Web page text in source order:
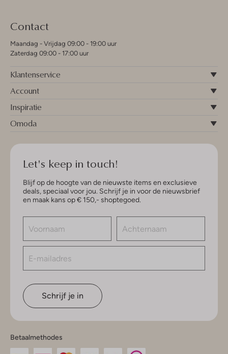
Contact
Maandag - Vrijdag 09:00 - 19:00 uur
Zaterdag 09:00 - 17:00 uur
Klantenservice
Account
Inspiratie
Omoda
Let's keep in touch!
Blijf op de hoogte van de nieuwste items en exclusieve
deals, speciaal voor jou. Schrijf je in voor de nieuwsbrief
en maak kans op € 150,- shoptegoed.
Schrijf je in
Betaalmethodes